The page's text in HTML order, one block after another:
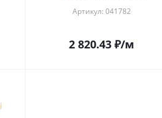
Артикул: 041782
2 820.43 ₽/м